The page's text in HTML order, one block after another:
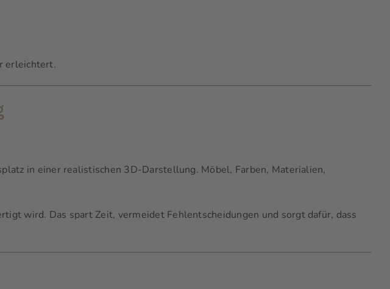
erleichtert.
in einer realistischen 3D-Darstellung. Möbel, Farben, Materialien,
wird. Das spart Zeit, vermeidet Fehlentscheidungen und sorgt dafür, dass